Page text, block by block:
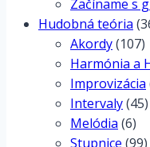
Začíname s
Hudobná teória
Akordy(107)
Harmónia a
Improvizácia
Intervaly(45)
Melódia (6)
Stupnice (99)